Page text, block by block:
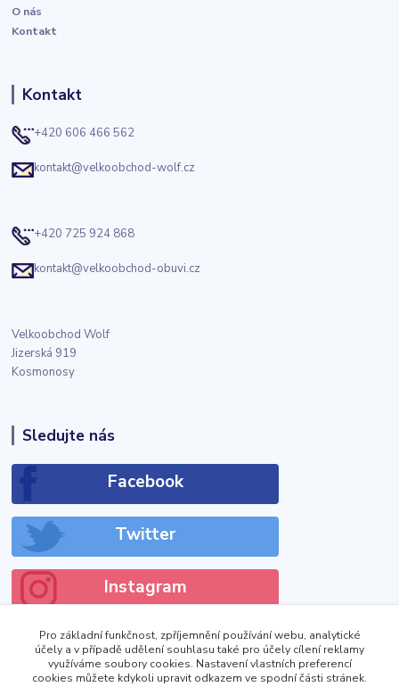
O nás
Kontakt
Kontakt
+420 606 466 562
kontakt@velkoobchod-wolf.cz
+420 725 924 868
kontakt@velkoobchod-obuvi.cz
Velkoobchod Wolf
Jizerská 919
Kosmonosy
Sledujte nás
Facebook
Twitter
Instagram
Pro základní funkčnost, zpříjemnění používání webu, analytické
účely a v případě udělení souhlasu také pro účely cílení reklamy
využíváme soubory cookies. Nastavení vlastních preferencí
cookies můžete kdykoli upravit odkazem ve spodní části stránek.